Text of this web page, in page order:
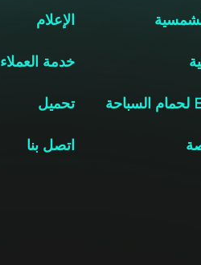
الإعلام
خدمة العملاء
تحميل
اتصل بنا